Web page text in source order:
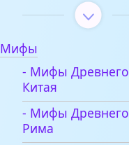
Мифы
- Мифы Древнего
Китая
- Мифы Древнего
Рима